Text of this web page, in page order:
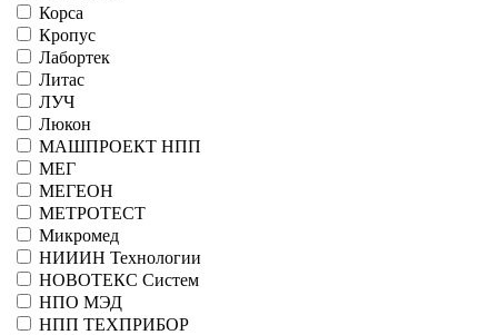
Корса
Кропус
Лабортек
Литас
ЛУЧ
Люкон
МАШПРОЕКТ НПП
МЕГ
МЕГЕОН
МЕТРОТЕСТ
Микромед
НИИИН Технологии
НОВОТЕКС Систем
НПО МЭД
НПП ТЕХПРИБОР